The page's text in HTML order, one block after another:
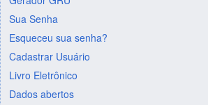
Sua Senha
Esqueceu sua senha?
Cadastrar Usuário
Livro Eletrônico
Dados abertos